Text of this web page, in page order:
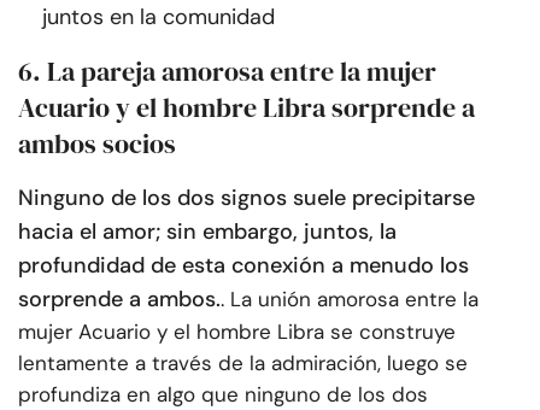
juntos en la comunidad
6. La pareja amorosa entre la mujer
Acuario y el hombre Libra sorprende a
ambos socios
Ninguno de los dos signos suele precipitarse
hacia el amor; sin embargo, juntos, la
profundidad de esta conexión a menudo los
sorprende a ambos.. La unión amorosa entre la
mujer Acuario y el hombre Libra se construye
lentamente a través de la admiración, luego se
profundiza en algo que ninguno de los dos